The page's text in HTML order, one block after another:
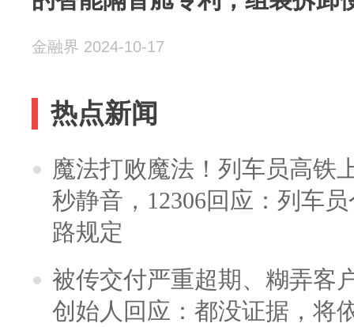
金融界 2024-10-17
热点新闻
魔法打败魔法！列车员高铁
秒静音，12306回应：列车
路规定
被传交付严重超期、糊弄客
创始人回应：都没证据，将